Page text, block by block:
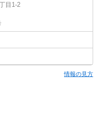
目1-2
情報の見方